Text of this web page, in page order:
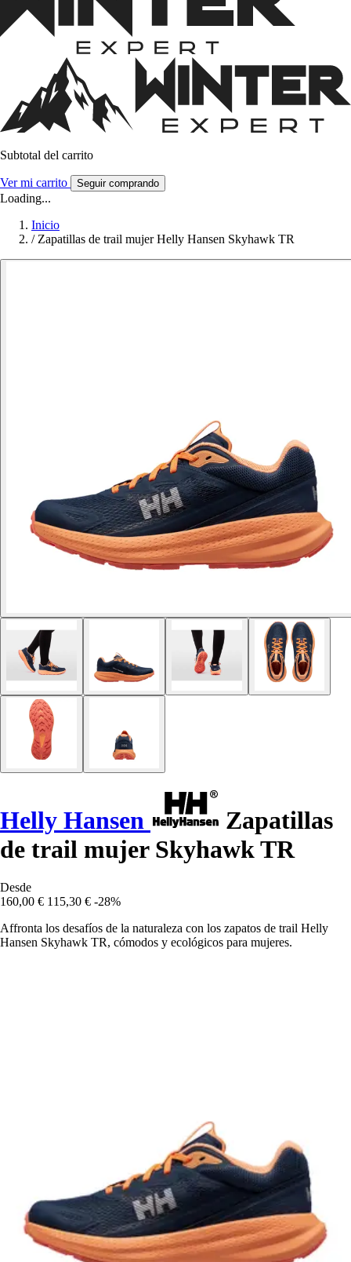
Subtotal del carrito
Ver mi carrito Seguir comprando
Loading...
Inicio
/ Zapatillas de trail mujer Helly Hansen Skyhawk TR
Helly Hansen
Zapatillas
de trail mujer Skyhawk TR
Desde
160,00 € 115,30 € -28%
Affronta los desafíos de la naturaleza con los zapatos de trail Helly
Hansen Skyhawk TR, cómodos y ecológicos para mujeres.